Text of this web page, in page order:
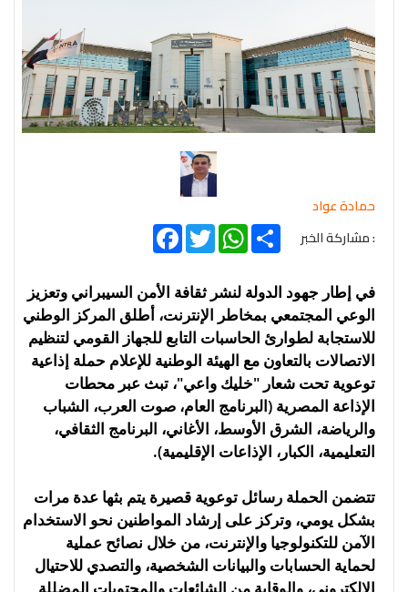
حمادة عواد
: مشاركة الخبر
FacebookTwitter
WhatsAppShare
في إطار جهود الدولة لنشر ثقافة الأمن السيبراني وتعزيز
الوعي المجتمعي بمخاطر الإنترنت، أطلق المركز الوطني
للاستجابة لطوارئ الحاسبات التابع للجهاز القومي لتنظيم
الاتصالات بالتعاون مع الهيئة الوطنية للإعلام حملة إذاعية
توعوية تحت شعار "خليك واعي"، تبث عبر محطات
الإذاعة المصرية (البرنامج العام، صوت العرب، الشباب
والرياضة، الشرق الأوسط، الأغاني، البرنامج الثقافي،
التعليمية، الكبار، الإذاعات الإقليمية).
تتضمن الحملة رسائل توعوية قصيرة يتم بثها عدة مرات
بشكل يومي، وتركز على إرشاد المواطنين نحو الاستخدام
الآمن للتكنولوجيا والإنترنت، من خلال نصائح عملية
لحماية الحسابات والبيانات الشخصية، والتصدي للاحتيال